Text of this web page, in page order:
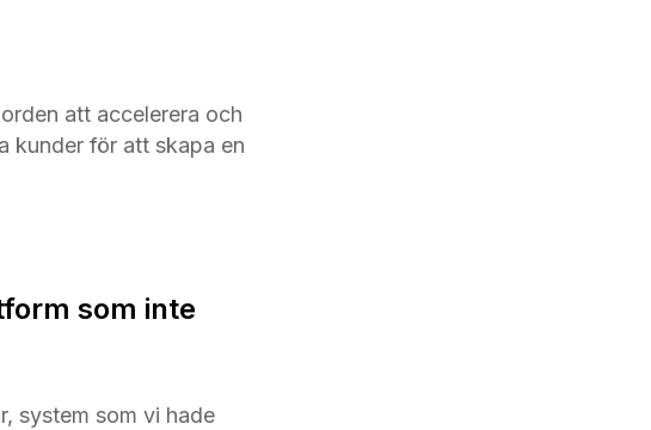
att accelerera och
kunder för att skapa en
som inte
system som vi hade